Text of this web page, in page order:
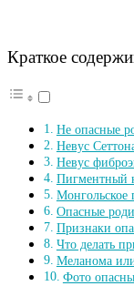
Краткое
Не опасные
Невус
Невус
Пигментный
Монгольское
Опасные
Признаки
Что делать
Меланома
Фото